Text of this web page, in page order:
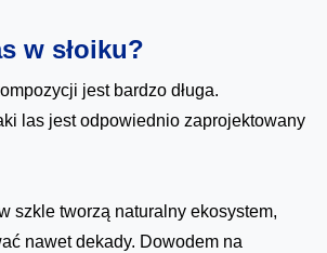
w słoiku?
jest bardzo długa.
las jest odpowiednio zaprojektowany
szkle tworzą naturalny ekosystem,
nawet dekady. Dowodem na